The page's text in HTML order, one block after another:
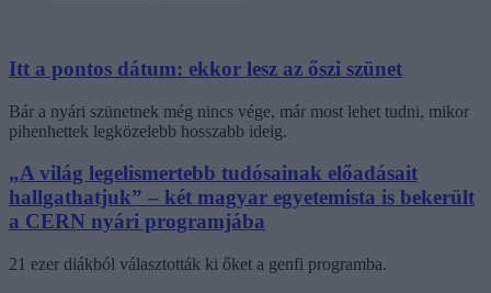
Itt a pontos dátum: ekkor lesz az őszi szünet
Bár a nyári szünetnek még nincs vége, már most lehet tudni, mikor
pihenhettek legközelebb hosszabb ideig.
„A világ legelismertebb tudósainak előadásait
hallgathatjuk” – két magyar egyetemista is bekerült
a CERN nyári programjába
21 ezer diákból választották ki őket a genfi programba.